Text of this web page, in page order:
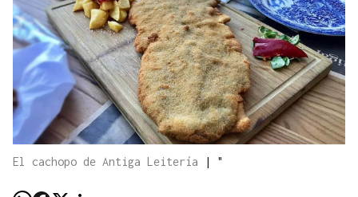
El cachopo de Antiga Leitería | "